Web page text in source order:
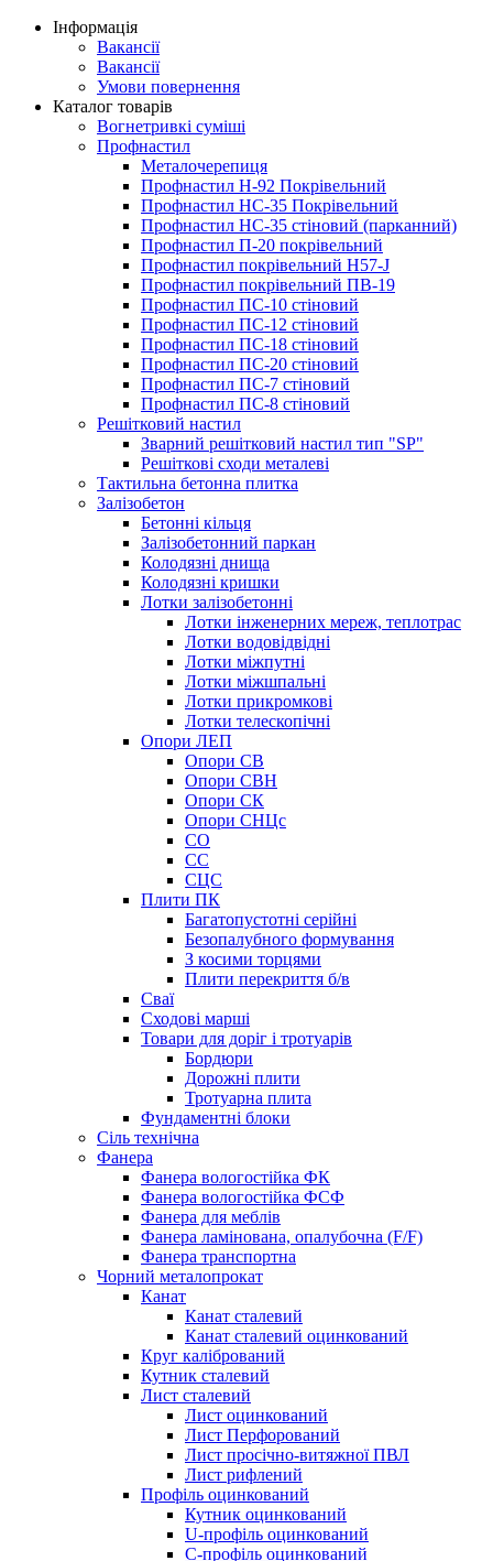
Інформація
Вакансії
Вакансії
Умови повернення
Каталог товарів
Вогнетривкі суміші
Профнастил
Металочерепиця
Профнастил Н-92 Покрівельний
Профнастил НС-35 Покрівельний
Профнастил НС-35 стіновий (парканний)
Профнастил П-20 покрівельний
Профнастил покрівельний H57-J
Профнастил покрівельний ПВ-19
Профнастил ПС-10 стіновий
Профнастил ПС-12 стіновий
Профнастил ПС-18 стіновий
Профнастил ПС-20 стіновий
Профнастил ПС-7 стіновий
Профнастил ПС-8 стіновий
Решітковий настил
Зварний решітковий настил тип "SP"
Решіткові сходи металеві
Тактильна бетонна плитка
Залізобетон
Бетонні кільця
Залізобетонний паркан
Колодязні днища
Колодязні кришки
Лотки залізобетонні
Лотки інженерних мереж, теплотрас
Лотки водовідвідні
Лотки міжпутні
Лотки міжшпальні
Лотки прикромкові
Лотки телескопічні
Опори ЛЕП
Опори СВ
Опори СВН
Опори СК
Опори СНЦс
СО
СС
СЦС
Плити ПК
Багатопустотні серійні
Безопалубного формування
З косими торцями
Плити перекриття б/в
Сваї
Сходові марші
Товари для доріг і тротуарів
Бордюри
Дорожні плити
Тротуарна плита
Фундаментні блоки
Сіль технічна
Фанера
Фанера вологостійка ФК
Фанера вологостійка ФСФ
Фанера для меблів
Фанера ламінована, опалубочна (F/F)
Фанера транспортна
Чорний металопрокат
Канат
Канат сталевий
Канат сталевий оцинкований
Круг калібрований
Кутник сталевий
Лист сталевий
Лист оцинкований
Лист Перфорований
Лист просічно-витяжної ПВЛ
Лист рифлений
Профіль оцинкований
Кутник оцинкований
U-профіль оцинкований
С-профіль оцинкований